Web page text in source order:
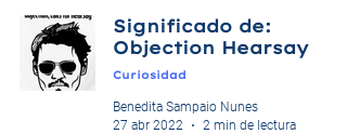
Significado de:
Objection Hearsay
Curiosidad
Benedita Sampaio Nunes
27 abr 2022
2 min de lectura